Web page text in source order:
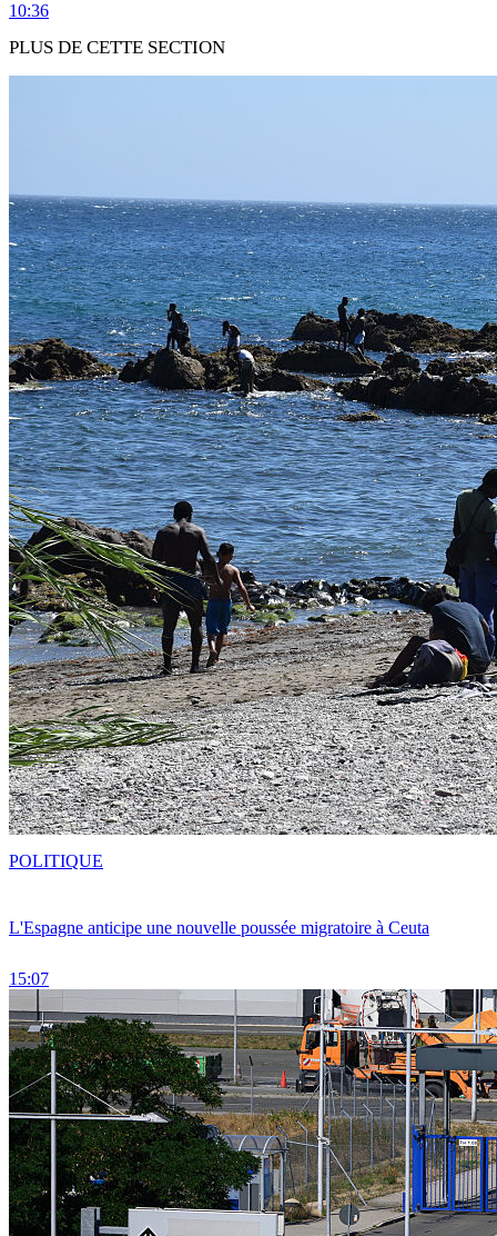
10:36
PLUS DE CETTE SECTION
L'Espagne anticipe une nouvelle poussée migratoire à Ceuta
15:07
POLITIQUE